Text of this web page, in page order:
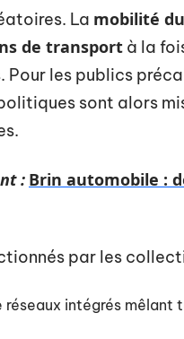
La mobilité
de transport à la
Pour les publics
sont alors
: Brin automobile :
par les
réseaux intégrés mêlant